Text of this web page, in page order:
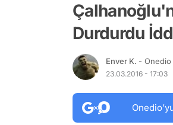
Durdurdu
Enver K. - Onedio
23.03.2016 - 17:03